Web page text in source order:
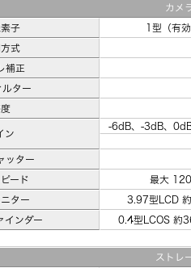
カメ
子 1型（有
式
補正
ルター
ン
-6dB、-3dB、
ッター
ード 最大
ニター 3.97型LCD
インダー 0.4型LCOS 約
ストレ